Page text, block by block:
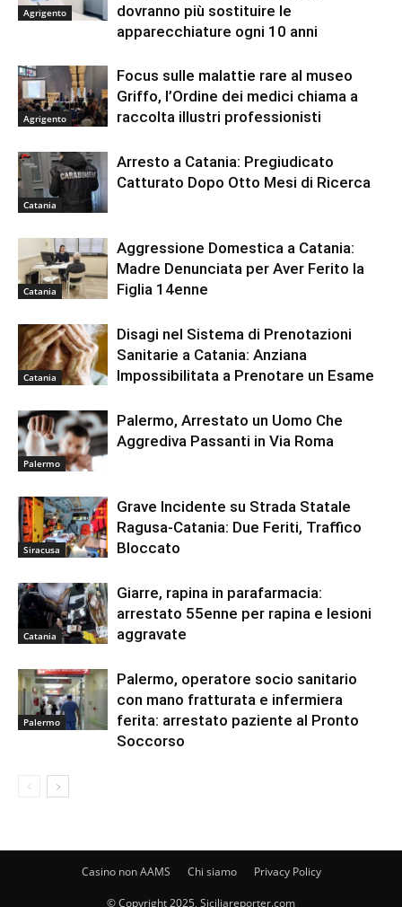
Agrigento
dovranno più sostituire le
apparecchiature ogni 10 anni
Agrigento
Focus sulle malattie rare al museo
Griffo, l’Ordine dei medici chiama a
raccolta illustri professionisti
Catania
Arresto a Catania: Pregiudicato
Catturato Dopo Otto Mesi di Ricerca
Catania
Aggressione Domestica a Catania:
Madre Denunciata per Aver Ferito la
Figlia 14enne
Catania
Disagi nel Sistema di Prenotazioni
Sanitarie a Catania: Anziana
Impossibilitata a Prenotare un Esame
Palermo
Palermo, Arrestato un Uomo Che
Aggrediva Passanti in Via Roma
Siracusa
Grave Incidente su Strada Statale
Ragusa-Catania: Due Feriti, Traffico
Bloccato
Catania
Giarre, rapina in parafarmacia:
arrestato 55enne per rapina e lesioni
aggravate
Palermo
Palermo, operatore socio sanitario
con mano fratturata e infermiera
ferita: arrestato paziente al Pronto
Soccorso
Casino non AAMS Chi siamo Privacy Policy
© Copyright 2025, Siciliareporter.com